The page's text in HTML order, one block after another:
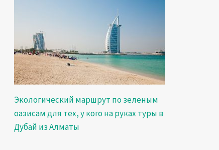
Экологический маршрут по зеленым
оазисам для тех, у кого на руках туры в
Дубай из Алматы